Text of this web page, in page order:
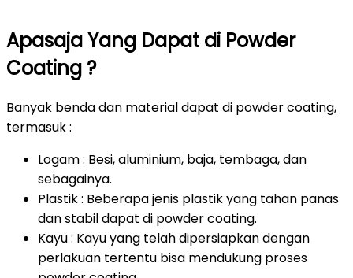
Apasaja Yang Dapat di Powder
Coating ?
Banyak benda dan material dapat di powder coating,
termasuk :
Logam : Besi, aluminium, baja, tembaga, dan
sebagainya.
Plastik : Beberapa jenis plastik yang tahan panas
dan stabil dapat di powder coating.
Kayu : Kayu yang telah dipersiapkan dengan
perlakuan tertentu bisa mendukung proses